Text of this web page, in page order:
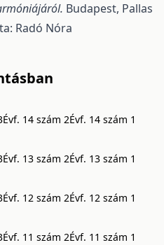
Budapest, Pallas
Radó Nóra
Évf. 14 szám 2Évf. 14 szám 1
Évf. 13 szám 2Évf. 13 szám 1
Évf. 12 szám 2Évf. 12 szám 1
Évf. 11 szám 2Évf. 11 szám 1